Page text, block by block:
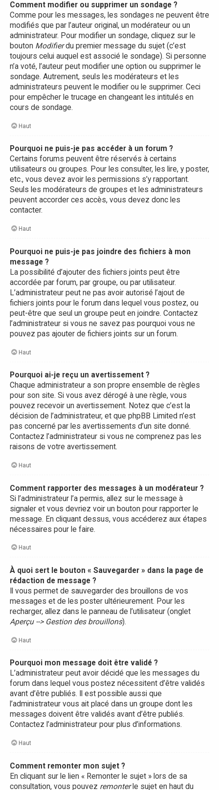
Comment modifier ou supprimer un sondage ?
Comme pour les messages, les sondages ne peuvent être
modifiés que par l’auteur original, un modérateur ou un
administrateur. Pour modifier un sondage, cliquez sur le
bouton Modifierdu premier message du sujet (c’est
toujours celui auquel est associé le sondage). Si personne
n’a voté, l’auteur peut modifier une option ou supprimer le
sondage. Autrement, seuls les modérateurs et les
administrateurs peuvent le modifier ou le supprimer. Ceci
pour empêcher le trucage en changeant les intitulés en
cours de sondage.
Haut
Pourquoi ne puis-je pas accéder à un forum ?
Certains forums peuvent être réservés à certains
utilisateurs ou groupes. Pour les consulter, les lire, y poster,
etc., vous devez avoir les permissions s’y rapportant.
Seuls les modérateurs de groupes et les administrateurs
peuvent accorder ces accès, vous devez donc les
contacter.
Haut
Pourquoi ne puis-je pas joindre des fichiers à mon
message ?
La possibilité d’ajouter des fichiers joints peut être
accordée par forum, par groupe, ou par utilisateur.
L’administrateur peut ne pas avoir autorisé l’ajout de
fichiers joints pour le forum dans lequel vous postez, ou
peut-être que seul un groupe peut en joindre. Contactez
l’administrateur si vous ne savez pas pourquoi vous ne
pouvez pas ajouter de fichiers joints sur un forum.
Haut
Pourquoi ai-je reçu un avertissement ?
Chaque administrateur a son propre ensemble de règles
pour son site. Si vous avez dérogé à une règle, vous
pouvez recevoir un avertissement. Notez que c’est la
décision de l’administrateur, et que phpBB Limited n’est
pas concerné par les avertissements d’un site donné.
Contactez l’administrateur si vous ne comprenez pas les
raisons de votre avertissement.
Haut
Comment rapporter des messages à un modérateur ?
Si l’administrateur l’a permis, allez sur le message à
signaler et vous devriez voir un bouton pour rapporter le
message. En cliquant dessus, vous accéderez aux étapes
nécessaires pour le faire.
Haut
À quoi sert le bouton « Sauvegarder » dans la page de
rédaction de message ?
Il vous permet de sauvegarder des brouillons de vos
messages et de les poster ultérieurement. Pour les
recharger, allez dans le panneau de l’utilisateur (onglet
Aperçu --> Gestion des brouillons).
Haut
Pourquoi mon message doit être validé ?
L’administrateur peut avoir décidé que les messages du
forum dans lequel vous postez nécessitent d’être validés
avant d’être publiés. Il est possible aussi que
l’administrateur vous ait placé dans un groupe dont les
messages doivent être validés avant d’être publiés.
Contactez l’administrateur pour plus d’informations.
Haut
Comment remonter mon sujet ?
En cliquant sur le lien « Remonter le sujet » lors de sa
consultation, vous pouvez remonterle sujet en haut du